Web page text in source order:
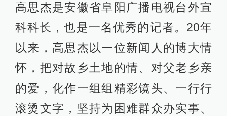
高思杰是安徽省阜阳广播电视台外宣
科科长，也是一名优秀的记者。20年
以来，高思杰以一位新闻人的博大情
怀，把对故乡土地的情、对父老乡亲
的爱，化作一组组精彩镜头、一行行
滚烫文字，坚持为困难群众办实事、